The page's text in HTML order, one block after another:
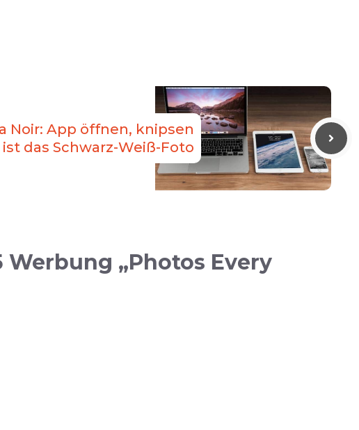
Noir: App öffnen, knipsen
das Schwarz-Weiß-Foto
Werbung „Photos Every